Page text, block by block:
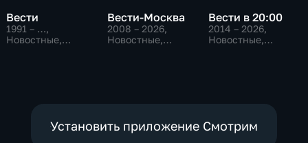
Вести
1991 – …,
Новостные,
Вести-Москва
2008 – 2026,
Новостные,
Вести в 20:00
2014 – 2026,
Новостные,
Установить приложение Смотрим